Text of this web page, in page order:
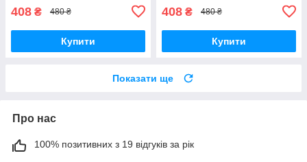
408 ₴ 480 ₴
Купити
408 ₴ 480 ₴
Купити
Показати ще
Про нас
100% позитивних з 19 відгуків за рік